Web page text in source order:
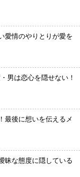
愛情のやりとりが愛を
男は恋心を隠せない！
最後に想いを伝えるメ
昧な態度に隠している